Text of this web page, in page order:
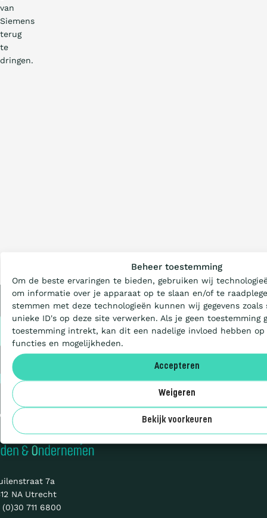
Beheer toestemming
Om de beste ervaringen te bieden, gebruiken wij
om informatie over je apparaat op te slaan en/of te
stemmen met deze technologieën kunnen wij gegevens zoals
unieke ID's op deze site verwerken. Als je geen toestemming
toestemming intrekt, kan dit een nadelige invloed hebben op
functies en mogelijkheden.
Accepteren
Weigeren
Bekijk voorkeuren
van
Siemens
terug
te
dringen.
initiatief van
7a
NA Utrecht
(0)30 711 6800
© 2026 CO₂-
Prestatieladder
Privacy
Cookies
Sitemap
Certificeren
Aanbesteden
Deelnemers
Over ons